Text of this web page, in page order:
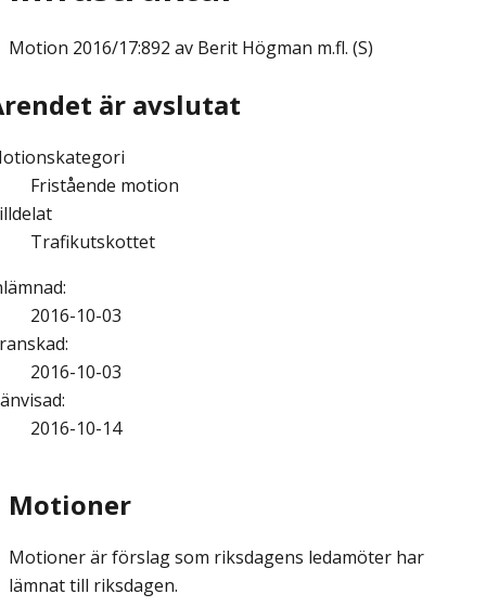
Motion 2016/17:892 av Berit Högman m.fl. (S)
är avslutat
Fristående motion
Trafikutskottet
:
2016-10-03
:
2016-10-03
:
2016-10-14
Motioner
Motioner är förslag som riksdagens ledamöter har
lämnat till riksdagen.